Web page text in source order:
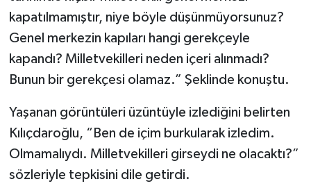
kapatılmamıştır, niye böyle düşünmüyorsunuz?
Genel merkezin kapıları hangi gerekçeyle
kapandı? Milletvekilleri neden içeri alınmadı?
Bunun bir gerekçesi olamaz.” Şeklinde konuştu.
Yaşanan görüntüleri üzüntüyle izlediğini belirten
Kılıçdaroğlu, “Ben de içim burkularak izledim.
Olmamalıydı. Milletvekilleri girseydi ne olacaktı?”
sözleriyle tepkisini dile getirdi.